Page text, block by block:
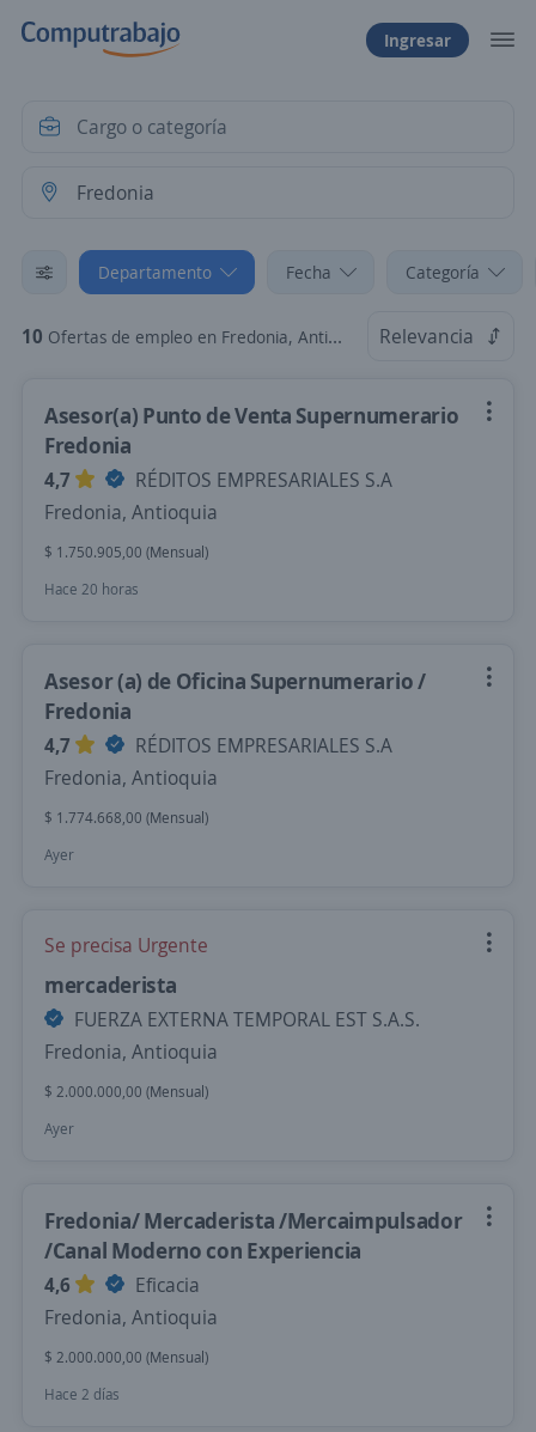
Ingresar
Departamento Fecha Categoría
10 Ofertas de empleo en Fredonia, Antioquia Relevancia
Asesor(a) Punto de Venta Supernumerario
Fredonia
4,7
RÉDITOS EMPRESARIALES S.A
Fredonia, Antioquia
$ 1.750.905,00 (Mensual)
Hace 20 horas
Asesor (a) de Oficina Supernumerario /
Fredonia
4,7
RÉDITOS EMPRESARIALES S.A
Fredonia, Antioquia
$ 1.774.668,00 (Mensual)
Ayer
Se precisa Urgente
mercaderista
FUERZA EXTERNA TEMPORAL EST S.A.S.
Fredonia, Antioquia
$ 2.000.000,00 (Mensual)
Ayer
Fredonia/ Mercaderista /Mercaimpulsador
/Canal Moderno con Experiencia
4,6
Eficacia
Fredonia, Antioquia
$ 2.000.000,00 (Mensual)
Hace 2 días